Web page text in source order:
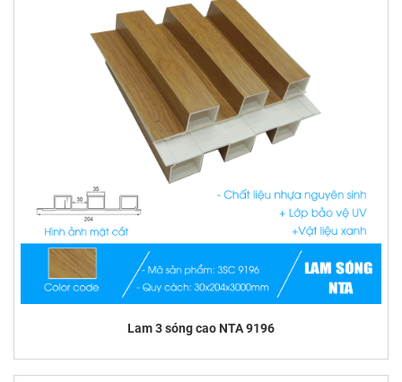
Lam 3 sóng cao NTA 9196